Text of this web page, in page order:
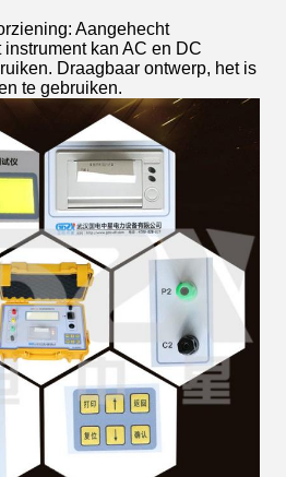
Aangehecht
kan AC en DC
Draagbaar ontwerp, het is
te gebruiken.